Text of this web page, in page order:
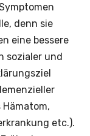
denn sie
eine bessere
sozialer und
etc.).